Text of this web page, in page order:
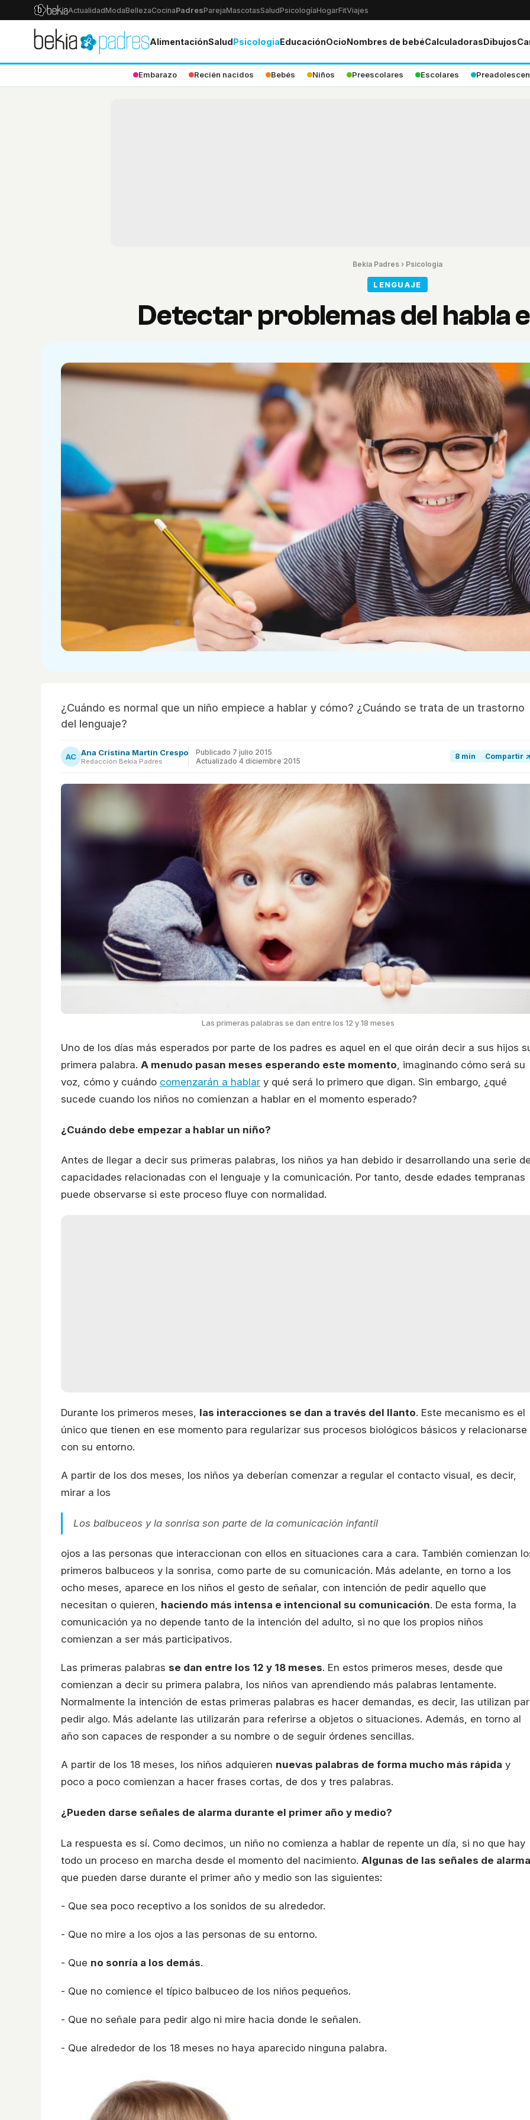
ActualidadModaBellezaCocinaPadresParejaMascotasSaludPsicologíaHogarFitViajes
AlimentaciónSaludPsicologiaEducaciónOcioNombres de bebéCalculadorasDibujos
Embarazo Recién nacidos Bebés Niños Preescolares Escolares
Bekia Padres › Psicologia
LENGUAJE
Detectar problemas del habla
¿Cuándo es normal que un niño empiece a hablar y cómo? ¿Cuándo se trata de un trastorno
del lenguaje?
AC Ana Cristina Martín Crespo
Redacción Bekia Padres
Publicado 7 julio 2015
Actualizado 4 diciembre 2015
8 min Compartir ↗
Las primeras palabras se dan entre los 12 y 18 meses
Uno de los días más esperados por parte de los padres es aquel en el que oirán decir a sus hijos
primera palabra. A menudo pasan meses esperando este momento, imaginando cómo será su
voz, cómo y cuándo comenzarán a hablar y qué será lo primero que digan. Sin embargo, ¿qué
sucede cuando los niños no comienzan a hablar en el momento esperado?
¿Cuándo debe empezar a hablar un niño?
Antes de llegar a decir sus primeras palabras, los niños ya han debido ir desarrollando una serie
capacidades relacionadas con el lenguaje y la comunicación. Por tanto, desde edades tempranas
puede observarse si este proceso fluye con normalidad.
Durante los primeros meses, las interacciones se dan a través del llanto. Este mecanismo es el
único que tienen en ese momento para regularizar sus procesos biológicos básicos y relacionarse
con su entorno.
A partir de los dos meses, los niños ya deberían comenzar a regular el contacto visual, es decir,
mirar a los
Los balbuceos y la sonrisa son parte de la comunicación infantil
ojos a las personas que interaccionan con ellos en situaciones cara a cara. También comienzan
primeros balbuceos y la sonrisa, como parte de su comunicación. Más adelante, en torno a los
ocho meses, aparece en los niños el gesto de señalar, con intención de pedir aquello que
necesitan o quieren, haciendo más intensa e intencional su comunicación. De esta forma, la
comunicación ya no depende tanto de la intención del adulto, si no que los propios niños
comienzan a ser más participativos.
Las primeras palabras se dan entre los 12 y 18 meses. En estos primeros meses, desde que
comienzan a decir su primera palabra, los niños van aprendiendo más palabras lentamente.
Normalmente la intención de estas primeras palabras es hacer demandas, es decir, las utilizan
pedir algo. Más adelante las utilizarán para referirse a objetos o situaciones. Además, en torno al
año son capaces de responder a su nombre o de seguir órdenes sencillas.
A partir de los 18 meses, los niños adquieren nuevas palabras de forma mucho más rápida y
poco a poco comienzan a hacer frases cortas, de dos y tres palabras.
¿Pueden darse señales de alarma durante el primer año y medio?
La respuesta es sí. Como decimos, un niño no comienza a hablar de repente un día, si no que hay
todo un proceso en marcha desde el momento del nacimiento. Algunas de las señales de alarma
que pueden darse durante el primer año y medio son las siguientes:
- Que sea poco receptivo a los sonidos de su alrededor.
- Que no mire a los ojos a las personas de su entorno.
- Que no sonría a los demás.
- Que no comience el típico balbuceo de los niños pequeños.
- Que no señale para pedir algo ni mire hacia donde le señalen.
- Que alrededor de los 18 meses no haya aparecido ninguna palabra.